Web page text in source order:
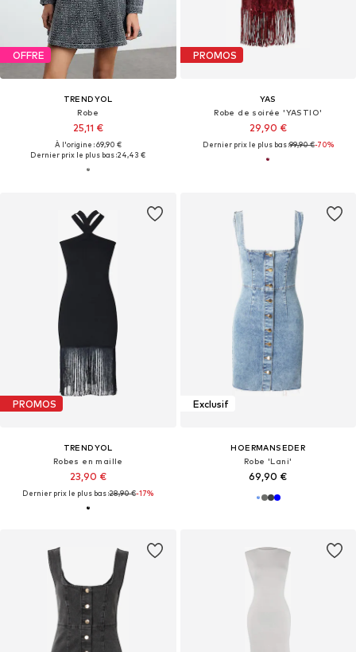
OFFRE
TRENDYOL
Robe
25,11 €
À l'origine : 69,90 €
Dernier prix le plus bas :24,43 €
PROMOS
YAS
Robe de soirée 'YASTIO'
29,90 €
Dernier prix le plus bas :99,90 €-70%
PROMOS
TRENDYOL
Robes en maille
23,90 €
Dernier prix le plus bas :28,90 €-17%
Exclusif
HOERMANSEDER
Robe 'Lani'
69,90 €